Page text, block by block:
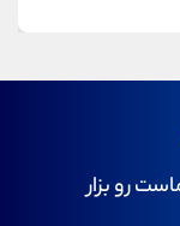
رو بزار